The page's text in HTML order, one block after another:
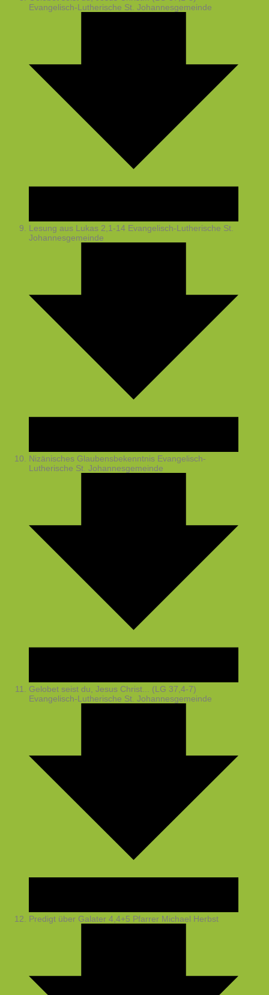
Evangelisch-Lutherische St. Johannesgemeinde
Lesung aus Lukas 2,1-14 Evangelisch-Lutherische St.
Johannesgemeinde
Nizänisches Glaubensbekenntnis Evangelisch-
Lutherische St. Johannesgemeinde
Gelobet seist du, Jesus Christ... (LG 37,4-7)
Evangelisch-Lutherische St. Johannesgemeinde
Predigt über Galater 4,4+5 Pfarrer Michael Herbst